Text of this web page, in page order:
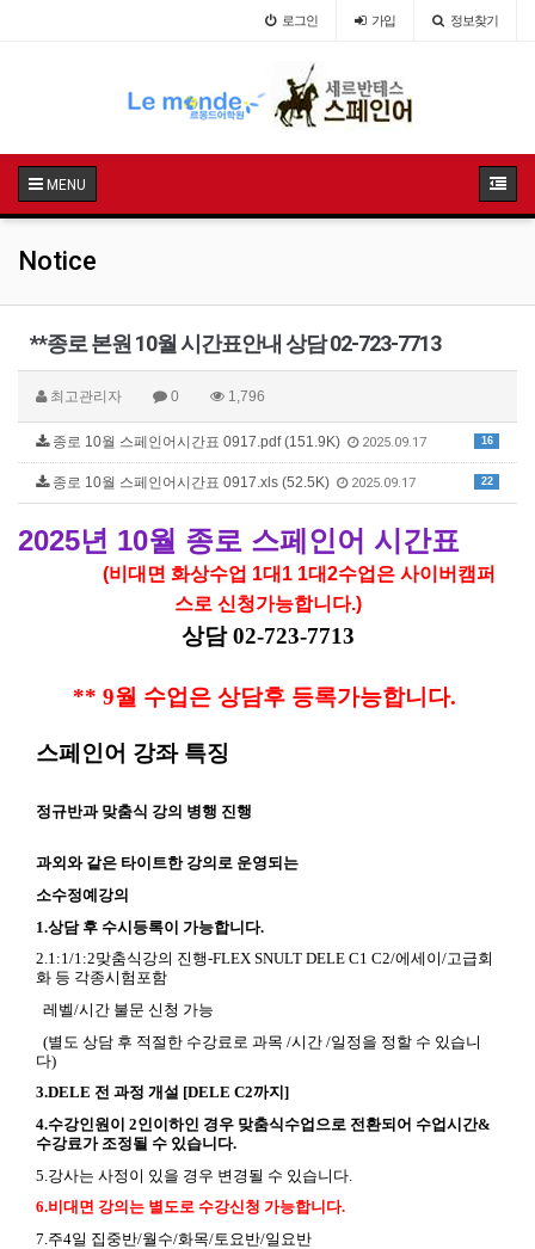
로그인 가입 정보찾기
MENU
Notice
**종로 본원 10월 시간표안내 상담 02-723-7713
최고관리자 0 1,796
16
종로 10월 스페인어시간표 0917.pdf (151.9K) 2025.09.17
22
종로 10월 스페인어시간표 0917.xls (52.5K) 2025.09.17
2025년 10월 종로 스페인어 시간표
(비대면 화상수업 1대1 1대2수업은 사이버캠퍼
스로 신청가능합니다.)
상담02-723-7713
** 9월 수업은 상담후 등록가능합니다.
스페인어 강좌 특징
정규반과 맞춤식 강의 병행 진행
과외와 같은 타이트한 강의로 운영되는
소수정예강의
1.상담 후 수시등록이 가능합니다.
2.1:1/1:2맞춤식강의 진행-FLEX SNULT DELE C1 C2/에세이/고급회
화 등 각종시험포함
레벨/시간 불문 신청 가능
(별도 상담 후 적절한 수강료로 과목 /시간 /일정을 정할 수 있습니
다)
3.DELE 전 과정 개설 [DELE C2까지]
4.수강인원이 2인이하인 경우 맞춤식수업으로 전환되어 수업시간&
수강료가 조정될 수 있습니다.
5.강사는 사정이 있을 경우 변경될 수 있습니다.
6.비대면 강의는 별도로 수강신청 가능합니다.​
7.주4일 집중반/월수/화목/토요반/일요반